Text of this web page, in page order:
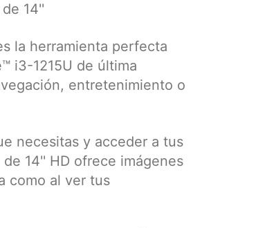
14''
la herramienta perfecta
i3-1215U de última
entretenimiento o
necesitas y acceder a tus
14'' HD ofrece imágenes
como al ver tus